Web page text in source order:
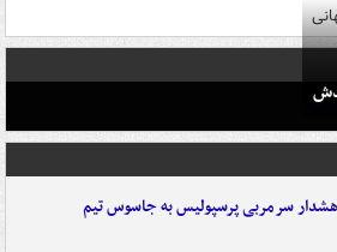
هشدار سرمربی پرسپولیس به جاسوس تیم